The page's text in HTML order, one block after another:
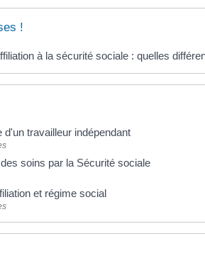
!
à la sécurité sociale : quelles
d'un travailleur indépendant
soins par la Sécurité sociale
et régime social